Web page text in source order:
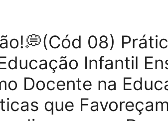
08)
Infantil
Docente na
que